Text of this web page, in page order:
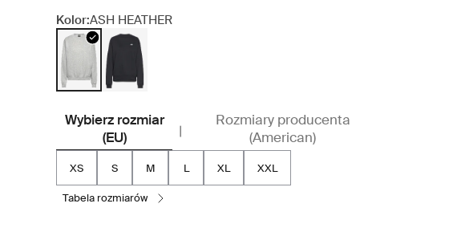
Kolor:ASH HEATHER
Wybierz rozmiar
(EU)
|
Rozmiary producenta
(American)
XS S M L XL XXL
tabela rozmiarów